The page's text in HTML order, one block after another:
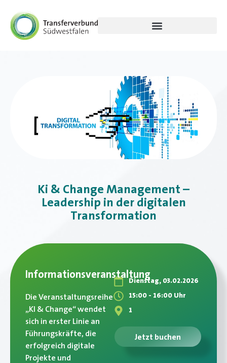
Ki & Change Management –
Leadership in der digitalen
Transformation
Informationsveranstaltung
Die Veranstaltungsreihe
„KI & Change“ wendet
sich in erster Linie an
Führungskräfte, die
erfolgreich digitale
Projekte und
Dienstag, 03.02.2026
15:00 - 16:00 Uhr
1
Jetzt buchen